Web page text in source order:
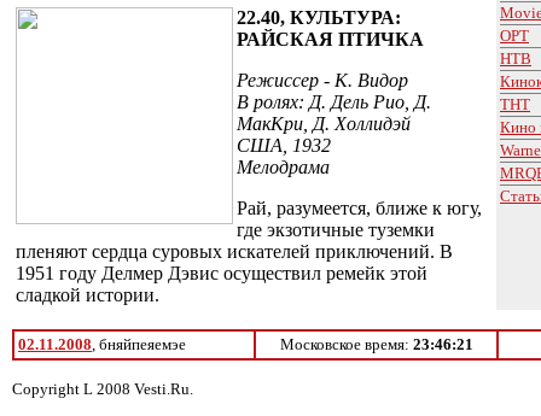
22.40, КУЛЬТУРА:
РАЙСКАЯ ПТИЧКА
Режиссер - К. Видор
В ролях: Д. Дель Рио, Д.
МакКри, Д. Холлидэй
США, 1932
Мелодрама
Рай, разумеется, ближе к югу,
где экзотичные туземки
пленяют сердца суровых искателей приключений. В
1951 году Делмер Дэвис осуществил ремейк этой
сладкой истории.
ОРТ
НТВ
ТНТ
Кино
02.11.2008, бняйпеяемэе Московское время: 23:46:21
Copyright L 2008 Vesti.Ru.